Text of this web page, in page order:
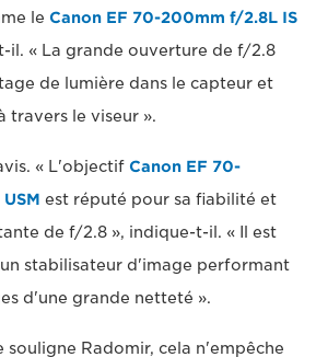
le Canon EF 70-200mm f/2.8L IS
il. « La grande ouverture de f/2.8
de lumière dans le capteur et
travers le viseur ».
« L'objectif Canon EF 70-
est réputé pour sa fiabilité et
de f/2.8 », indique-t-il. « Il est
stabilisateur d'image performant
d'une grande netteté ».
souligne Radomir, cela n'empêche